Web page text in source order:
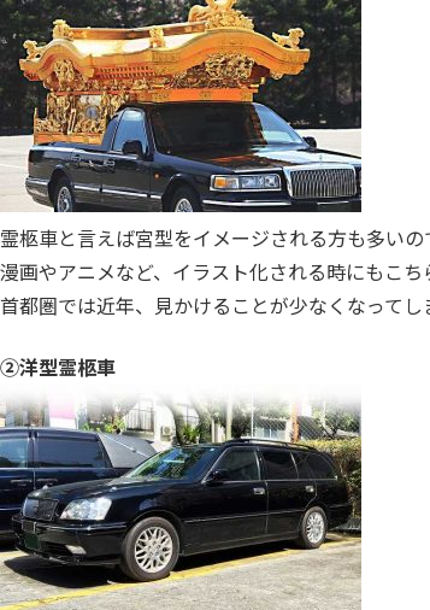
霊柩車と言えば宮型をイメージされる方も多いの
漫画やアニメなど、イラスト化される時にもこち
首都圏では近年、見かけることが少なくなって
②洋型霊柩車